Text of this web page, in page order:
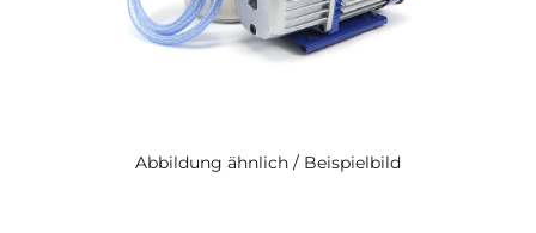
Abbildung ähnlich / Beispielbild